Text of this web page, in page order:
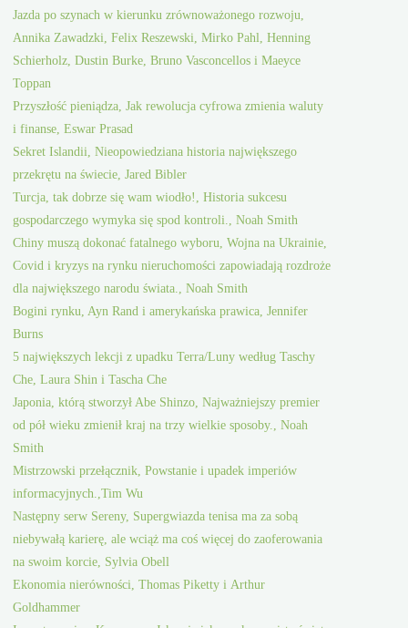
Jazda po szynach w kierunku zrównoważonego rozwoju,
Annika Zawadzki, Felix Reszewski, Mirko Pahl, Henning
Schierholz, Dustin Burke, Bruno Vasconcellos i Maeyce
Toppan
Przyszłość pieniądza, Jak rewolucja cyfrowa zmienia waluty
i finanse, Eswar Prasad
Sekret Islandii, Nieopowiedziana historia największego
przekrętu na świecie, Jared Bibler
Turcja, tak dobrze się wam wiodło!, Historia sukcesu
gospodarczego wymyka się spod kontroli., Noah Smith
Chiny muszą dokonać fatalnego wyboru, Wojna na Ukrainie,
Covid i kryzys na rynku nieruchomości zapowiadają rozdroże
dla największego narodu świata., Noah Smith
Bogini rynku, Ayn Rand i amerykańska prawica, Jennifer
Burns
5 największych lekcji z upadku Terra/Luny według Taschy
Che, Laura Shin i Tascha Che
Japonia, którą stworzył Abe Shinzo, Najważniejszy premier
od pół wieku zmienił kraj na trzy wielkie sposoby., Noah
Smith
Mistrzowski przełącznik, Powstanie i upadek imperiów
informacyjnych.,Tim Wu
Następny serw Sereny, Supergwiazda tenisa ma za sobą
niebywałą karierę, ale wciąż ma coś więcej do zaoferowania
na swoim korcie, Sylvia Obell
Ekonomia nierówności, Thomas Piketty i Arthur
Goldhammer